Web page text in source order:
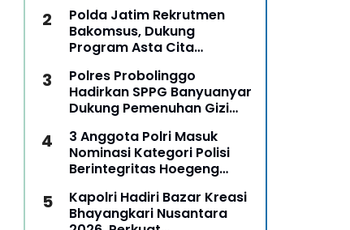
Pengabdian Humanis di
Nduga
Polda Jatim Rekrutmen
Bakomsus, Dukung
Program Asta Cita
Polres Probolinggo
Hadirkan SPPG Banyuanyar
Dukung Pemenuhan Gizi
3 Anggota Polri Masuk
Nominasi Kategori Polisi
Berintegritas Hoegeng
Kapolri Hadiri Bazar Kreasi
Bhayangkari Nusantara